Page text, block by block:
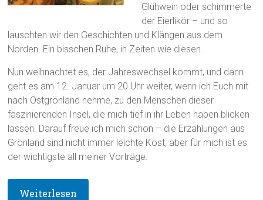
Glühwein oder schimmerte
der Eierlikör – und so
lauschten wir den Geschichten und Klängen aus dem
Norden. Ein bisschen Ruhe, in Zeiten wie diesen.
Nun weihnachtet es, der Jahreswechsel kommt, und dann
geht es am 12. Januar um 20 Uhr weiter, wenn ich Euch mit
nach Ostgrönland nehme, zu den Menschen dieser
faszinierenden Insel, die mich tief in ihr Leben haben blicken
lassen. Darauf freue ich mich schon – die Erzählungen aus
Grönland sind nicht immer leichte Kost, aber für mich ist es
der wichtigste all meiner Vorträge.
Weiterlesen